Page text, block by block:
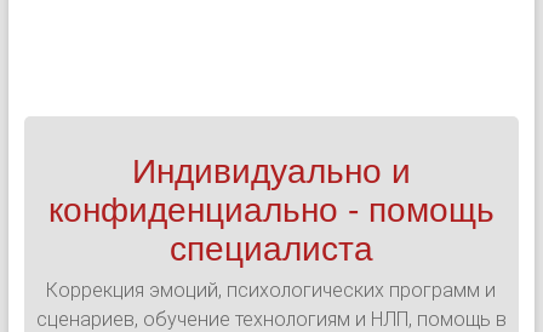
Индивидуально и
конфиденциально - помощь
специалиста
Коррекция эмоций, психологических программ и
сценариев, обучение технологиям и НЛП, помощь в